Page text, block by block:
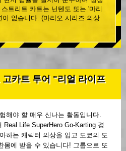
트리트 카트는 닌텐도 또는 '마리
없습니다. (마리오 시리즈 의상
카트 투어 "리얼 라이프
해야 할 매우 신나는 활동입니다.
Life SuperHero Go-Karting 경
하는 캐릭터 의상을 입고 도쿄의 도
몸에 받을 수 있습니다! 그룹으로 또